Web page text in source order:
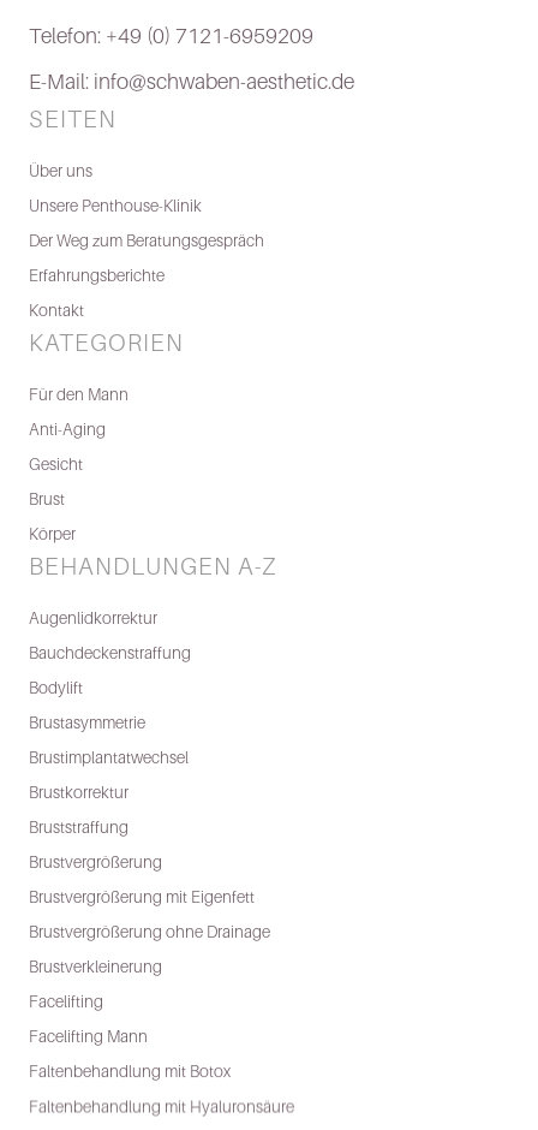
Telefon: +49 (0) 7121-6959209
E-Mail: info@schwaben-aesthetic.de
SEITEN
Über uns
Unsere Penthouse-Klinik
Der Weg zum Beratungsgespräch
Erfahrungsberichte
Kontakt
KATEGORIEN
Für den Mann
Anti-Aging
Gesicht
Brust
Körper
BEHANDLUNGEN A-Z
Augenlidkorrektur
Bauchdeckenstraffung
Bodylift
Brustasymmetrie
Brustimplantatwechsel
Brustkorrektur
Bruststraffung
Brustvergrößerung
Brustvergrößerung mit Eigenfett
Brustvergrößerung ohne Drainage
Brustverkleinerung
Facelifting
Facelifting Mann
Faltenbehandlung mit Botox
Faltenbehandlung mit Hyaluronsäure